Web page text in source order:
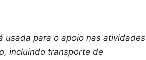
usada para o apoio nas atividades
incluindo transporte de